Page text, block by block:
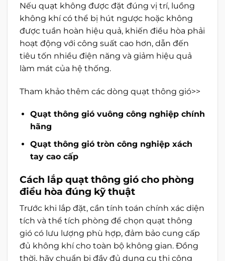
Nếu quạt không được đặt đúng vị trí, luồng
không khí có thể bị hút ngược hoặc không
được tuần hoàn hiệu quả, khiến điều hòa phải
hoạt động với công suất cao hơn, dẫn đến
tiêu tốn nhiều điện năng và giảm hiệu quả
làm mát của hệ thống.
Tham khảo thêm các dòng quạt thông gió>>
Quạt thông gió vuông công nghiệpchính
hãng
Quạt thông gió tròn công nghiệp xách
taycao cấp
Cách lắp quạt thông gió cho phòng
điều hòa​ đúng kỹ thuật
Trước khi lắp đặt, cần tính toán chính xác diện
tích và thể tích phòng để chọn quạt thông
gió có lưu lượng phù hợp, đảm bảo cung cấp
đủ không khí cho toàn bộ không gian. Đồng
thời, hãy chuẩn bị đầy đủ dụng cụ thi công